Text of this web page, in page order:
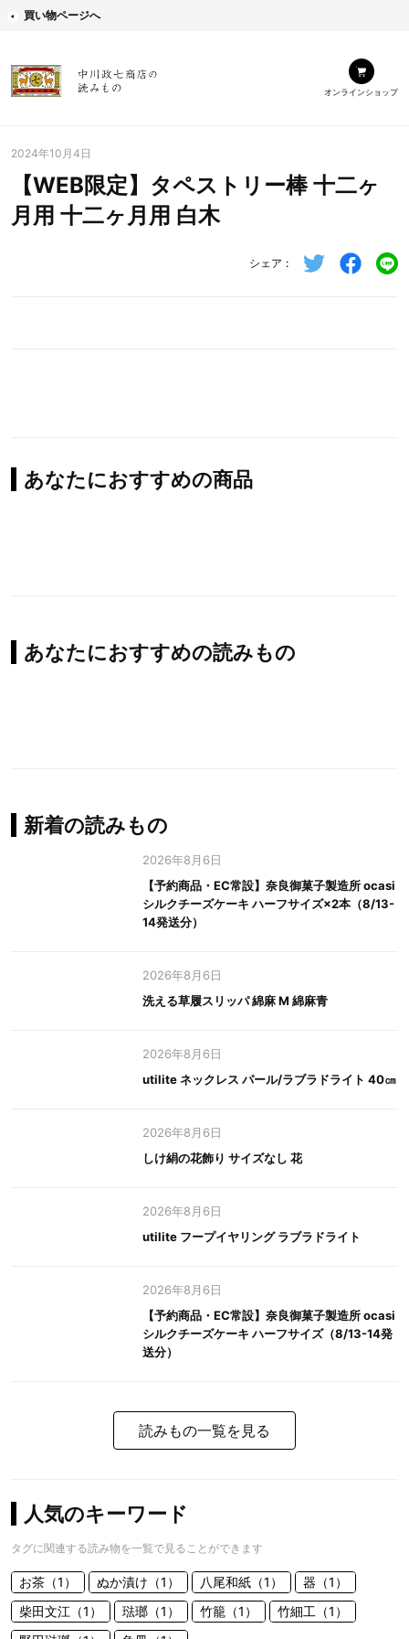
買い物ページへ
オンラインショップ
2024年10月4日
【WEB限定】タペストリー棒 十二ヶ
月用 十二ヶ月用 白木
シェア
あなたにおすすめの商品
あなたにおすすめの読みもの
新着の読みもの
2026年8月6日
【予約商品・EC常設】奈良御菓子製造所 ocasi
シルクチーズケーキ ハーフサイズ×2本（8/13-
14発送分）
2026年8月6日
洗える草履スリッパ 綿麻 M 綿麻青
2026年8月6日
utilite ネックレス パール/ラブラドライト 40㎝
2026年8月6日
しけ絹の花飾り サイズなし 花
2026年8月6日
utilite フープイヤリング ラブラドライト
2026年8月6日
【予約商品・EC常設】奈良御菓子製造所 ocasi
シルクチーズケーキ ハーフサイズ（8/13-14発
送分）
読みもの一覧を見る
人気のキーワード
タグに関連する読み物を一覧で見ることができます
お茶（1） ぬか漬け（1） 八尾和紙（1）
器（1）
柴田文江（1）
琺瑯（1） 竹籠（1）
竹細工（1）